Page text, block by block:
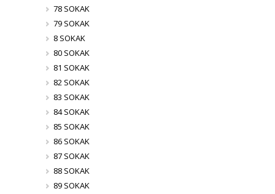
78 SOKAK
79 SOKAK
8 SOKAK
80 SOKAK
81 SOKAK
82 SOKAK
83 SOKAK
84 SOKAK
85 SOKAK
86 SOKAK
87 SOKAK
88 SOKAK
89 SOKAK